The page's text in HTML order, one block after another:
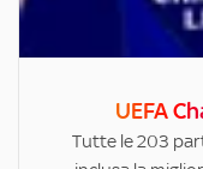
UEFA
Tutte le 203